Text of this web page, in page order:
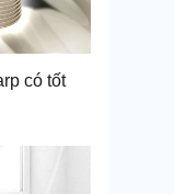
có tốt